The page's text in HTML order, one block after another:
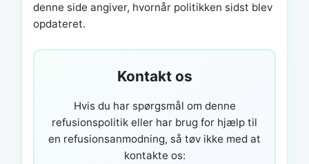
denne side angiver, hvornår politikken sidst blev
opdateret.
Kontakt os
Hvis du har spørgsmål om denne
refusionspolitik eller har brug for hjælp til
en refusionsanmodning, så tøv ikke med at
kontakte os: